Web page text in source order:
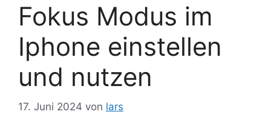
Fokus Modus im
Iphone einstellen
und nutzen
17. Juni 2024 von lars